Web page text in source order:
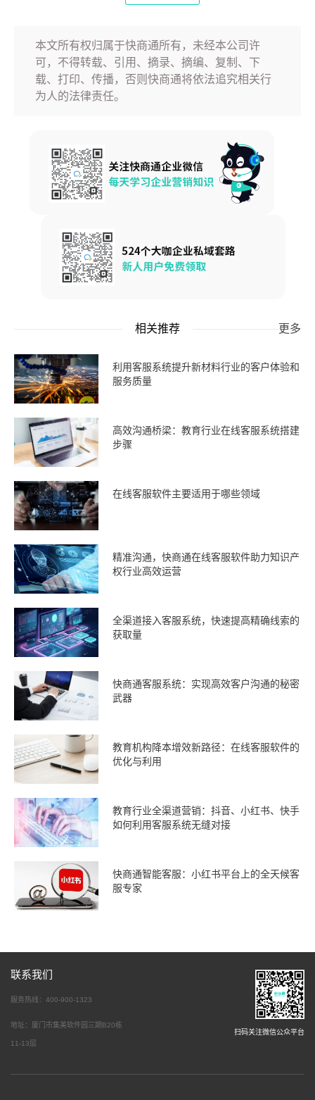
本文所有权归属于快商通所有，未经本公司许
可，不得转载、引用、摘录、摘编、复制、下
载、打印、传播，否则快商通将依法追究相关行
为人的法律责任。
相关推荐 更多
利用客服系统提升新材料行业的客户体验和
服务质量
高效沟通桥梁：教育行业在线客服系统搭建
步骤
在线客服软件主要适用于哪些领域
精准沟通，快商通在线客服软件助力知识产
权行业高效运营
全渠道接入客服系统，快速提高精确线索的
获取量
快商通客服系统：实现高效客户沟通的秘密
武器
教育机构降本增效新路径：在线客服软件的
优化与利用
教育行业全渠道营销：抖音、小红书、快手
如何利用客服系统无缝对接
快商通智能客服：小红书平台上的全天候客
服专家
联系我们
服务热线：400-900-1323
地址：厦门市集美软件园三期B20栋
11-13层
扫码关注微信公众平台